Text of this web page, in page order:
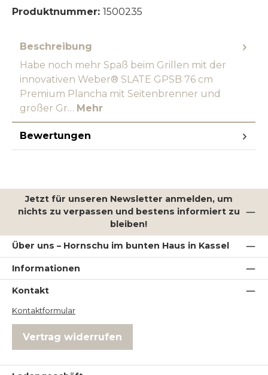
Produktnummer: 1500235
Beschreibung
Habe noch mehr Spaß beim Grillen mit der
innovativen Weber® SLATE GPSB 76 cm
Premium Plancha mit Seitenbrenner und
großer Gr… Mehr
Bewertungen
Jetzt für unseren Newsletter anmelden, um
nichts zu verpassen und bestens informiert zu
bleiben!
Über uns – Hornschu im bunten Haus in Kassel
Informationen
Kontakt
Kontaktformular
Vertrag widerrufen